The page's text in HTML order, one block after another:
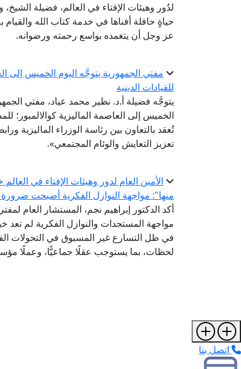
لدُور وهيئات الإفتاء في العالم، فضيلة
حياةٍ حافلة أفناها في خدمة كتاب الله
عز وجل أن يتغمده بواسع رحمته ورضوانه.
مفتي الجمهورية يتوجَّه اليوم الخميس إلى
للقيادات الدينية
يتوجَّه فضيلة أ.د. نظير محمد عياد، مفتي
تُعقد بالتعاون بين رئاسة الوزراء الماليزية
تعزيز التعايش والوئام المجتمعي».
الأمين العام لدور وهيئات الإفتاء في
منها": مواجهة النوازل الفكرية أصبحت ضرورة
أكد الدكتور إبراهيم نجم، المستشار العام
مواجهة المستجدات والنوازل الفكرية لم
في ظل التسارع غير المسبوق في التحولات
لحظات، بما يستوجب عقلًا جماعيًّا، وعملًا
اتصل بنا